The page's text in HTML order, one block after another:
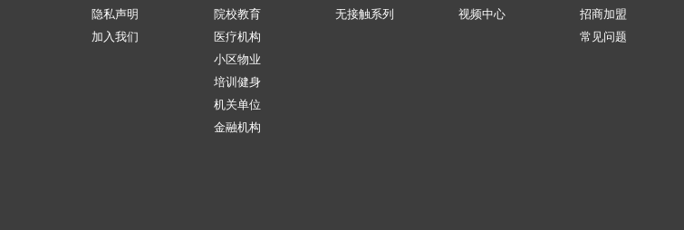
隐私声明
加入我们
院校教育
医疗机构
小区物业
培训健身
机关单位
金融机构
无接触系列
视频中心
招商加盟
常见问题